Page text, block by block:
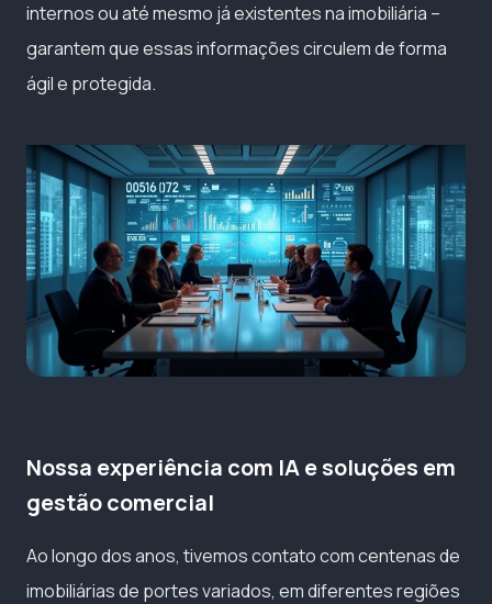
internos ou até mesmo já existentes na imobiliária –
garantem que essas informações circulem de forma
ágil e protegida.
Nossa experiência com IA e soluções em
gestão comercial
Ao longo dos anos, tivemos contato com centenas de
imobiliárias de portes variados, em diferentes regiões